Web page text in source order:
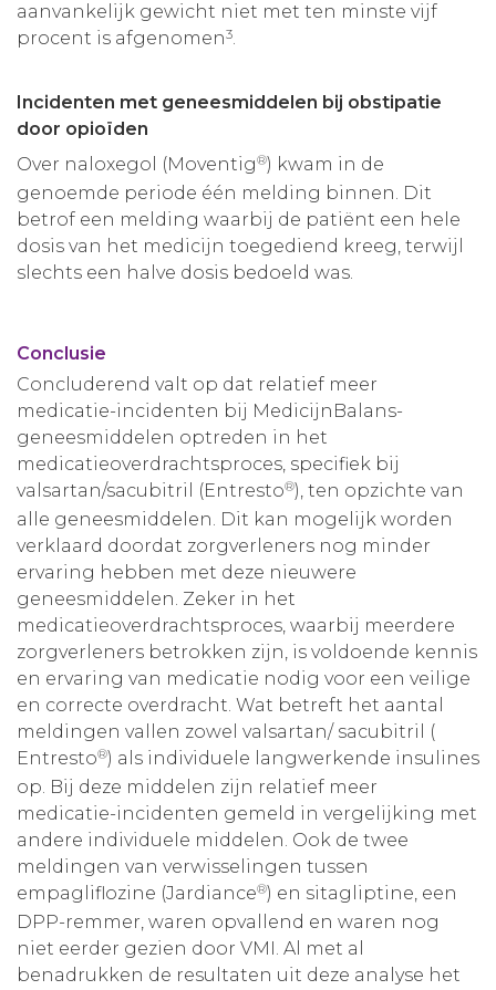
aanvankelijk gewicht niet met ten minste vijf
procent is afgenomen3.
Incidenten met geneesmiddelen bij obstipatie
door opioïden
Over naloxegol (Moventig®) kwam in de
genoemde periode één melding binnen. Dit
betrof een melding waarbij de patiënt een hele
dosis van het medicijn toegediend kreeg, terwijl
slechts een halve dosis bedoeld was.
Conclusie
Concluderend valt op dat relatief meer
medicatie-incidenten bij MedicijnBalans-
geneesmiddelen optreden in het
medicatieoverdrachtsproces, specifiek bij
valsartan/sacubitril (Entresto®), ten opzichte van
alle geneesmiddelen. Dit kan mogelijk worden
verklaard doordat zorgverleners nog minder
ervaring hebben met deze nieuwere
geneesmiddelen. Zeker in het
medicatieoverdrachtsproces, waarbij meerdere
zorgverleners betrokken zijn, is voldoende kennis
en ervaring van medicatie nodig voor een veilige
en correcte overdracht. Wat betreft het aantal
meldingen vallen zowel valsartan/ sacubitril (
Entresto®) als individuele langwerkende insulines
op. Bij deze middelen zijn relatief meer
medicatie-incidenten gemeld in vergelijking met
andere individuele middelen. Ook de twee
meldingen van verwisselingen tussen
empagliflozine (Jardiance®) en sitagliptine, een
DPP-remmer, waren opvallend en waren nog
niet eerder gezien door VMI. Al met al
benadrukken de resultaten uit deze analyse het